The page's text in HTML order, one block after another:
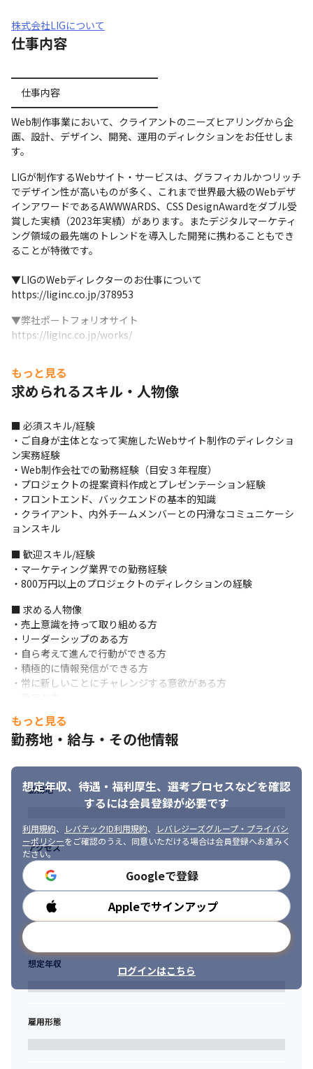
株式会社LIGについて
仕事内容
━━━━━━━━━━━━━━━
仕事内容
━━━━━━━━━━━━━━━
Web制作事業において、クライアントのニーズヒアリングから企
画、設計、デザイン、開発、運用のディレクションをお任せしま
す。
LIGが制作するWebサイト・サービスは、グラフィカルかつリッチ
でデザイン性が高いものが多く、これまで世界最大級のWebデザ
インアワードであるAWWWARDS、CSS DesignAwardをダブル受
賞した実績（2023年実績）があります。またデジタルマーケティ
ング領域の最先端のトレンドを導入した開発に携わることもでき
ることが特徴です。
▼LIGのWebディレクターのお仕事について
https://liginc.co.jp/378953
▼弊社ポートフォリオサイト
https://liginc.co.jp/works/
・クライアントコミュニケーション
・プロジェクトの与件整理
・Webサイト、デジタルコミュニケーションのリサーチと企画立
案
・サイトマップ、ワイヤーフレーム、コンテンツの企画と制作
・開発ベンダーのアサイン、コミュニケーション
・社内外メンバーとのコラボレーション
【案件事例】
・大手エンタメ業界：コーポレートサイト
・人材業界：新サービスサイト
・再生医療業界：採用サイト
・出版業界：Webメディアのリニューアル
もっと見る
求められるスキル・人物像
■ 必須スキル/経験
・ご自身が主体となって実施したWebサイト制作のディレクショ
ン実務経験
・Web制作会社での勤務経験（目安３年程度）
・プロジェクトの提案資料作成とプレゼンテーション経験
・フロントエンド、バックエンドの基本的知識
・クライアント、内外チームメンバーとの円滑なコミュニケーシ
ョンスキル
■ 歓迎スキル/経験
・マーケティング業界での勤務経験
・800万円以上のプロジェクトのディレクションの経験
■ 求める人物像
・売上意識を持って取り組める方
・リーダーシップのある方
・自ら考えて進んで行動ができる方
・積極的に情報発信ができる方
・常に新しいことにチャレンジする意欲がある方
もっと見る
勤務地・給与・その他情報
想定年収、待遇・福利厚生、 選考プロセスなどを確認
するには会員登録が必要です
利用規約、 レバテックID利用規約、
レバレジーズグループ・プライバシ
ーポリシーをご確認のうえ、同意いただける場合は会員登録へお進みく
ださい。
Googleで登録
Appleでサインアップ
ログインはこちら
勤務地
アクセス
勤務時間
想定年収
雇用形態